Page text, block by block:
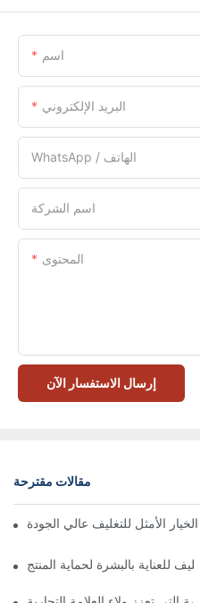
اسم
البريد الإلكتروني
WhatsApp / الهاتف
اسم الشركة
المحتوى
إرسال الاستفسار الآن
مقالات مقترحة
الأمثل للتغليف عالي الجودة
للعناية بالبشرة لحماية المنتج